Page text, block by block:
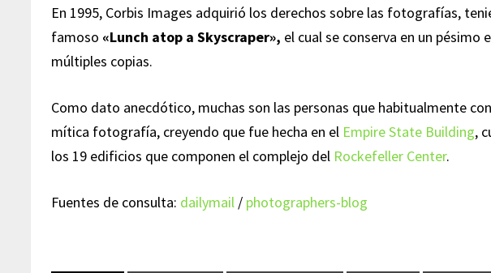
En 1995, Corbis Images adquirió los derechos sobre las fotografías,
famoso «Lunch atop a Skyscraper», el cual se conserva en un pésimo
múltiples copias.
Como dato anecdótico, muchas son las personas que habitualmente
mítica fotografía, creyendo que fue hecha en el Empire State Building,
los 19 edificios que componen el complejo del Rockefeller Center.
Fuentes de consulta: dailymail / photographers-blog